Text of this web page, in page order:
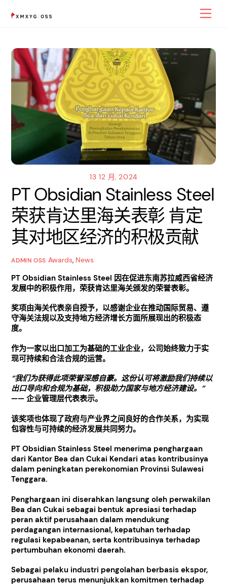
13 12 月, 2024
PT Obsidian Stainless Steel
荣获肯达里海关表彰 肯定
其对地区经济的积极贡献
ADMIN OSS Awards, News
PT Obsidian Stainless Steel 因在促进东南苏拉威西省经济
发展中的积极作用，荣获肯达里海关颁发的荣誉表彰。
奖项由海关代表亲自授予，以感谢企业在推动国际贸易、遵
守海关法规以及支持地方经济增长方面所展现出的积极态
度。
作为一家以出口加工为基础的工业企业，公司始终致力于实
现可持续和合法合规的运营。
“我们为获得此项荣誉深感自豪。这份认可将激励我们持续以
出口导向和合规为基础，积极助力国家与地方经济建设。”
——企业管理层代表表示。
该奖项也体现了政府与产业界之间良好的合作关系，为实现
包容性与可持续的经济发展共同努力。
PT Obsidian Stainless Steel menerima penghargaan
dari Kantor Bea dan Cukai Kendari atas kontribusinya
dalam peningkatan perekonomian Provinsi Sulawesi
Tenggara.
Penghargaan ini diserahkan langsung oleh perwakilan
Bea dan Cukai sebagai bentuk apresiasi terhadap
peran aktif perusahaan dalam mendukung
perdagangan internasional, kepatuhan terhadap
regulasi kepabeanan, serta kontribusinya terhadap
pertumbuhan ekonomi daerah.
Sebagai pelaku industri pengolahan berbasis ekspor,
perusahaan terus menunjukkan komitmen terhadap